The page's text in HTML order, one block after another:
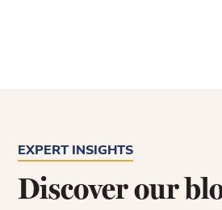
EXPERT INSIGHTS
Discover our